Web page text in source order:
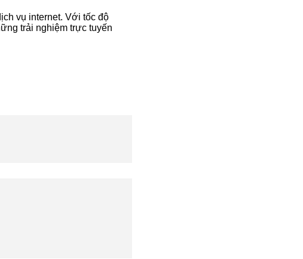
vụ internet. Với tốc độ
trải nghiệm trực tuyến